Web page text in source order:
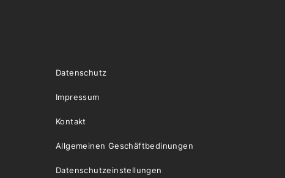
Datenschutz
Impressum
Kontakt
Allgemeinen Geschäftbedinungen
Datenschutzeinstellungen